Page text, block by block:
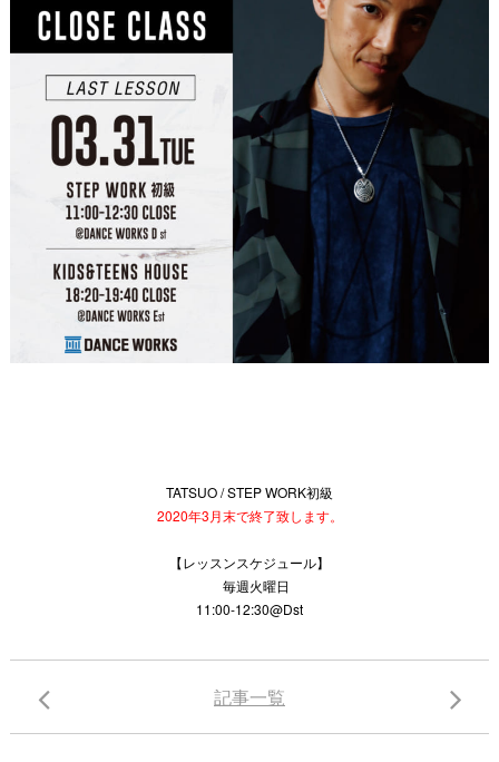
TATSUO / STEP WORK初級
2020年3月末で終了致します。
【レッスンスケジュール】
毎週火曜日
11:00-12:30@Dst
記事一覧